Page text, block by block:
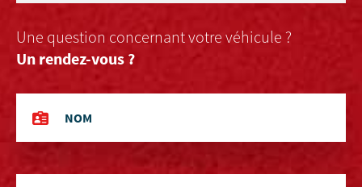
Une question concernant votre véhicule ?
Un rendez-vous ?